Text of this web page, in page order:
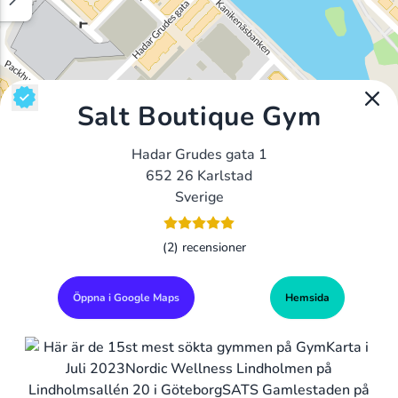
Salt Boutique Gym
Hadar Grudes gata 1
652 26 Karlstad
Sverige
(2) recensioner
Öppna i Google Maps Hemsida
Alla Gym I Sverige Sveriges Ledande Gymkedjor